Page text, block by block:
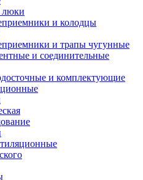
люки
и колодцы
и трапы чугунные
и соединительные
и комплектующие